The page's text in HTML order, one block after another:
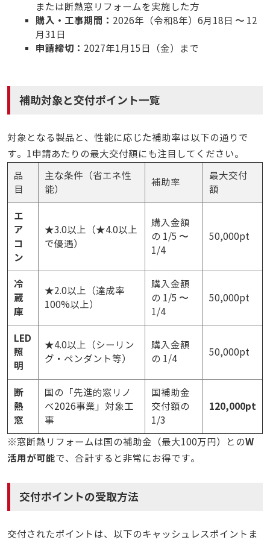
または断熱窓リフォームを実施した方
購入・工事期間： 2026年（令和8年）6月18日 〜 12
月31日
申請締切： 2027年1月15日（金）まで
補助対象と交付ポイント一覧
対象となる製品と、性能に応じた補助率は以下の通りで
す。1申請あたりの最大交付額にも注目してください。
品
目
主な条件（省エネ性
能）
補助率
最大交付
額
エ
ア
コ
ン
★3.0以上（★4.0以上
で優遇）
購入金額
の 1/5 〜
1/4
50,000pt
冷
蔵
庫
★2.0以上（達成率
100%以上）
購入金額
の 1/5 〜
1/4
50,000pt
LED
照
明
★4.0以上（シーリン
グ・ペンダント等）
購入金額
の 1/4
50,000pt
断
熱
窓
国の「先進的窓リノ
ベ2026事業」対象工
事
国補助金
交付額の
1/3
120,000pt
※窓断熱リフォームは国の補助金（最大100万円）とのW
活用が可能で、合計すると非常にお得です。
交付ポイントの受取方法
交付されたポイントは、以下のキャッシュレスポイントま